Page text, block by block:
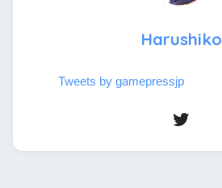
Harushiko
Tweets by gamepressjp